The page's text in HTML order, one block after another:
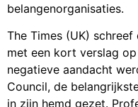
belangenorganisaties.
The Times (UK)
met een kort verslag
negatieve aandacht
Council, de
in zijn hemd gezet.